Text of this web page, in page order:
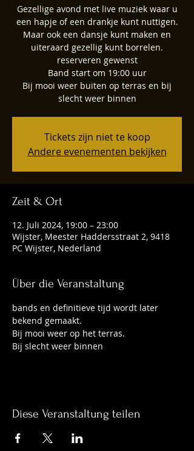
Gezellige avond met live muziek waar u
een hapje of een drankje kunt nuttigen.
Maar ook een dansje kunt maken en
uiteraard gezellig kunt borrelen.
reserveren gewenst
Band start om 19:00 uur
Bij mooi weer buiten op terras en bij
slecht weer binnen
Tickets zijn niet te koop
Andere evenementen bekijken
Zeit & Ort
12. Juli 2024, 19:00 – 23:00
Wijster, Meester Haddersstraat 2, 9418
PC Wijster, Nederland
Über die Veranstaltung
bands en definitieve tijd wordt later
bekend gemaakt.
Bij mooi weer op het terras.
Bij slecht weer binnen
Diese Veranstaltung teilen